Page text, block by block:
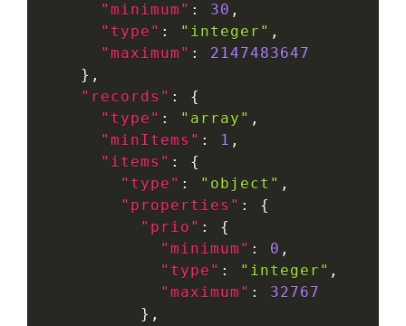
"minimum" : 30 ,
"type" : "integer" ,
"maximum" :
2147483647
} ,
"records" :
{
"type" : "array" ,
"minItems" : 1 ,
"items" :
{
"type" : "object" ,
"properties" :
{
"prio" :
{
"minimum" : 0 ,
"type" : "integer" ,
"maximum" :
32767
} ,